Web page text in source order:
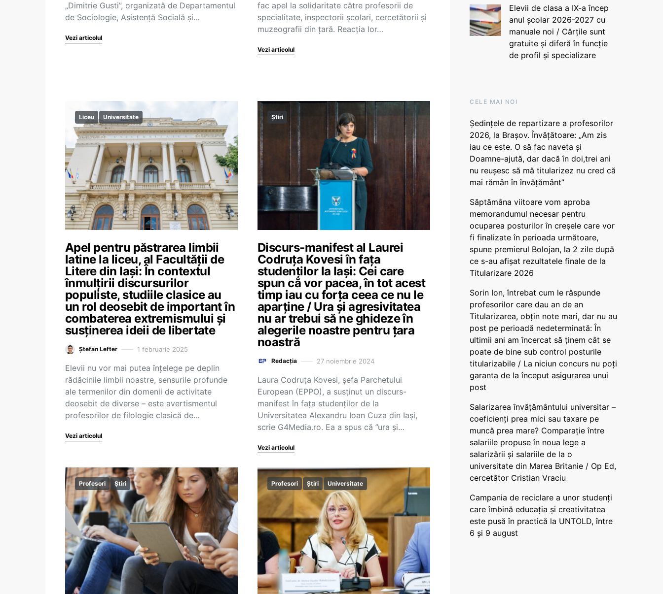
„Dimitrie Gusti”, organizată de Departamentul
de Sociologie, Asistență Socială și…
Vezi articolul
fac apel la solidaritate către profesorii de
specialitate, inspectorii școlari, cercetătorii și
muzeografii din țară. Reacția lor…
Vezi articolul
Liceu Universitate
Apel pentru păstrarea limbii
latine la liceu, al Facultății de
Litere din Iași: În contextul
înmulțirii discursurilor
populiste, studiile clasice au
un rol deosebit de important în
combaterea extremismului și
susținerea ideii de libertate
Ștefan Lefter 1 februarie 2025
Elevii nu vor mai putea înțelege pe deplin
rădăcinile limbii noastre, sensurile profunde
ale termenilor din domenii de activitate
deosebit de diverse – este avertismentul
profesorilor de filologie clasică de…
Vezi articolul
Știri
Discurs-manifest al Laurei
Codruța Kovesi în fața
studenților la Iași: Cei care
spun că vor pacea, în tot acest
timp iau cu forța ceea ce nu le
aparține / Ura și agresivitatea
nu ar trebui să ne ghideze în
alegerile noastre pentru țara
noastră
Redacția 27 noiembrie 2024
Laura Codruța Kovesi, șefa Parchetului
European (EPPO), a susținut un discurs-
manifest în fața studenților de la
Universitatea Alexandru Ioan Cuza din Iași,
scrie G4Media.ro. Ea a spus că ”ura și…
Vezi articolul
Profesori Știri Profesori Știri Universitate
Elevii de clasa a IX-a încep
anul școlar 2026-2027 cu
manuale noi / Cărțile sunt
gratuite și diferă în funcție
de profil și specializare
CELE MAI NOI
Ședințele de repartizare a profesorilor
2026, la Brașov. Învățătoare: „Am zis
iau ce este. O să fac naveta și
Doamne-ajută, dar dacă în doi,trei ani
nu reușesc să mă titularizez nu cred că
mai rămân în învățământ”
Săptămâna viitoare vom aproba
memorandumul necesar pentru
ocuparea posturilor în creșele care vor
fi finalizate în perioada următoare,
spune premierul Bolojan, la 2 zile după
ce s-au afișat rezultatele finale de la
Titularizare 2026
Sorin Ion, întrebat cum le răspunde
profesorilor care dau an de an
Titularizarea, obțin note mari, dar nu au
post pe perioadă nedeterminată: În
ultimii ani am încercat să ținem cât se
poate de bine sub control posturile
titularizabile / La niciun concurs nu poți
garanta de la început asigurarea unui
post
Salarizarea învățământului universitar –
coeficienți prea mici sau taxare pe
muncă prea mare? Comparație între
salariile propuse în noua lege a
salarizării și salariile de la o
universitate din Marea Britanie / Op Ed,
cercetător Cristian Vraciu
Campania de reciclare a unor studenți
care îmbină educația și creativitatea
este pusă în practică la UNTOLD, între
6 și 9 august